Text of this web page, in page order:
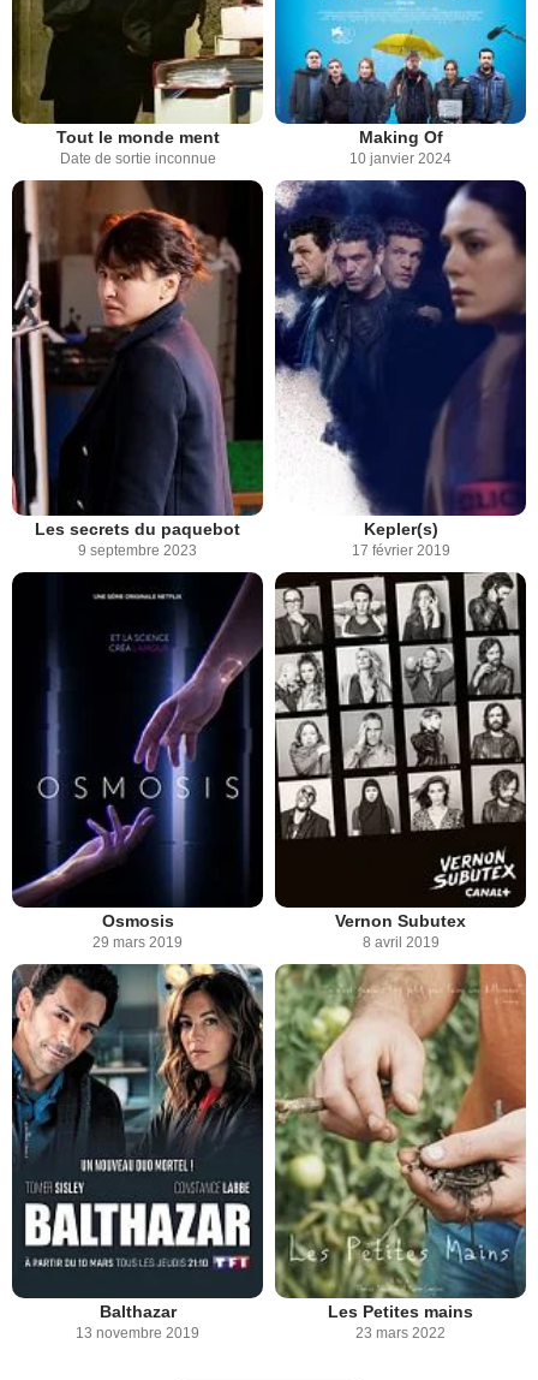
Tout le monde ment
Date de sortie inconnue
Making Of
10 janvier 2024
Les secrets du paquebot
9 septembre 2023
Kepler(s)
17 février 2019
Osmosis
29 mars 2019
Vernon Subutex
8 avril 2019
Balthazar
13 novembre 2019
Les Petites mains
23 mars 2022